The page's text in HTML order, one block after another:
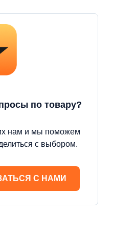
по товару?
нам и мы поможем
с выбором.
С НАМИ